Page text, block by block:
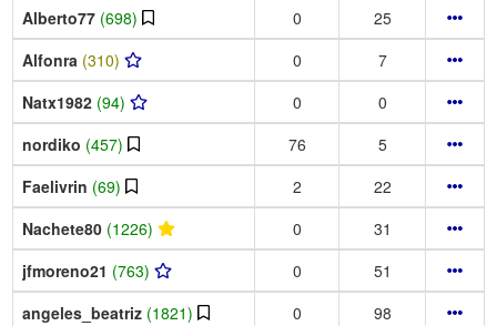
Alberto77 (698) 0
25
Alfonra (310) 0
7
Natx1982 (94) 0
0
nordiko (457) 76
5
Faelivrin (69) 2
22
Nachete80 (1226) 0
31
jfmoreno21 (763) 0
51
angeles_beatriz (1821) 0
98